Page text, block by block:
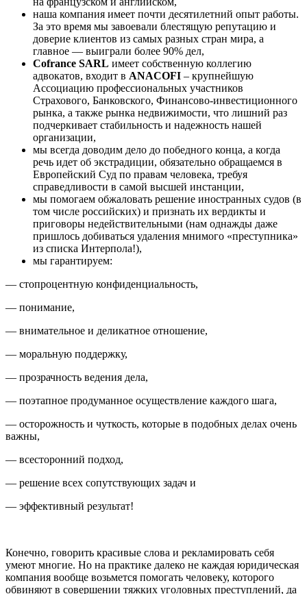
наша компания имеет почти десятилетний опыт работы.
За это время мы завоевали блестящую репутацию и
доверие клиентов из самых разных стран мира, а
главное — выиграли более 90% дел,
Cofrance SARL имеет собственную коллегию
адвокатов, входит в ANACOFI – крупнейшую
Ассоциацию профессиональных участников
Страхового, Банковского, Финансово-инвестиционного
рынка, а также рынка недвижимости, что лишний раз
подчеркивает стабильность и надежность нашей
организации,
мы всегда доводим дело до победного конца, а когда
речь идет об экстрадиции, обязательно обращаемся в
Европейский Суд по правам человека, требуя
справедливости в самой высшей инстанции,
мы помогаем обжаловать решение иностранных судов (в
том числе российских) и признать их вердикты и
приговоры недействительными (нам однажды даже
пришлось добиваться удаления мнимого «преступника»
из списка Интерпола!),
мы гарантируем:
— стопроцентную конфиденциальность,
— понимание,
— внимательное и деликатное отношение,
— моральную поддержку,
— прозрачность ведения дела,
— поэтапное продуманное осуществление каждого шага,
— осторожность и чуткость, которые в подобных делах очень
важны,
— всесторонний подход,
— решение всех сопутствующих задач и
— эффективный результат!
Конечно, говорить красивые слова и рекламировать себя
умеют многие. Но на практике далеко не каждая юридическая
компания вообще возьмется помогать человеку, которого
обвиняют в совершении тяжких уголовных преступлений, да